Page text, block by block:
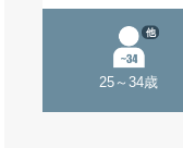
25～34歳
他